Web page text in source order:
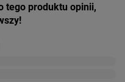
tego produktu opinii,